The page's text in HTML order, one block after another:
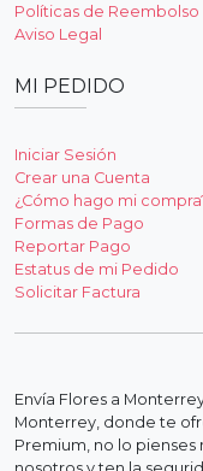
Políticas de Reembolso
Aviso Legal
MI PEDIDO
Iniciar Sesión
Crear una Cuenta
¿Cómo hago mi
Formas de Pago
Reportar Pago
Estatus de mi Pedido
Solicitar Factura
Envía Flores a
Monterrey, donde te
Premium, no lo